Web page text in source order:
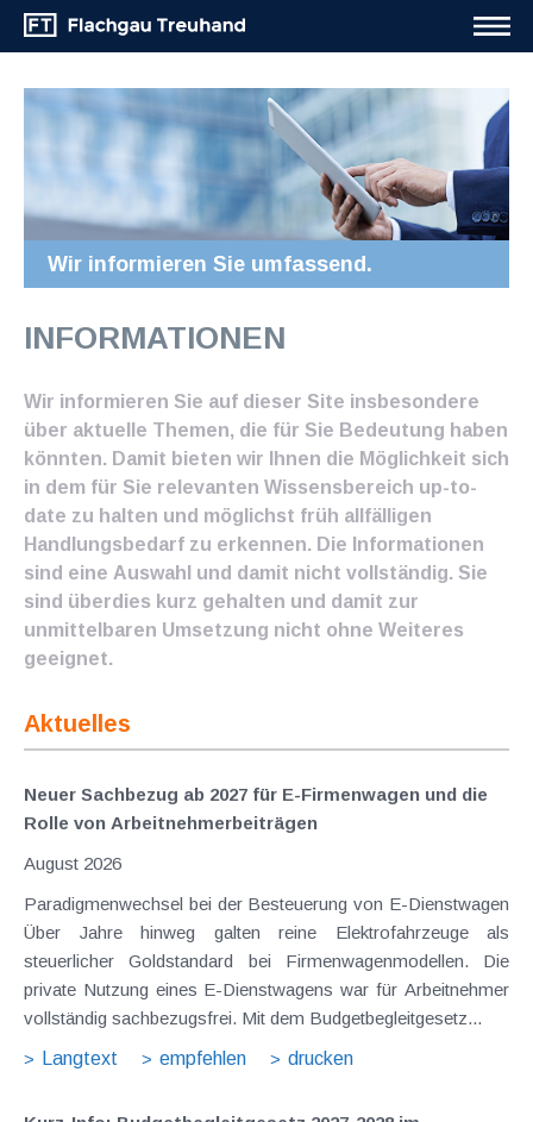
Wir informieren Sie umfassend.
INFORMATIONEN
Wir informieren Sie auf dieser Site insbesondere
über aktuelle Themen, die für Sie Bedeutung haben
könnten. Damit bieten wir Ihnen die Möglichkeit sich
in dem für Sie relevanten Wissensbereich up-to-
date zu halten und möglichst früh allfälligen
Handlungsbedarf zu erkennen. Die Informationen
sind eine Auswahl und damit nicht vollständig. Sie
sind überdies kurz gehalten und damit zur
unmittelbaren Umsetzung nicht ohne Weiteres
geeignet.
Aktuelles
Neuer Sachbezug ab 2027 für E-Firmenwagen und die
Rolle von Arbeitnehmer​­beiträgen
August 2026
Paradigmenwechsel bei der Besteuerung von E-Dienstwagen
Über Jahre hinweg galten reine Elektrofahrzeuge als
steuerlicher Goldstandard bei Firmenwagenmodellen. Die
private Nutzung eines E-Dienstwagens war für Arbeitnehmer
vollständig sachbezugsfrei. Mit dem Budgetbegleitgesetz...
Langtext
empfehlen drucken